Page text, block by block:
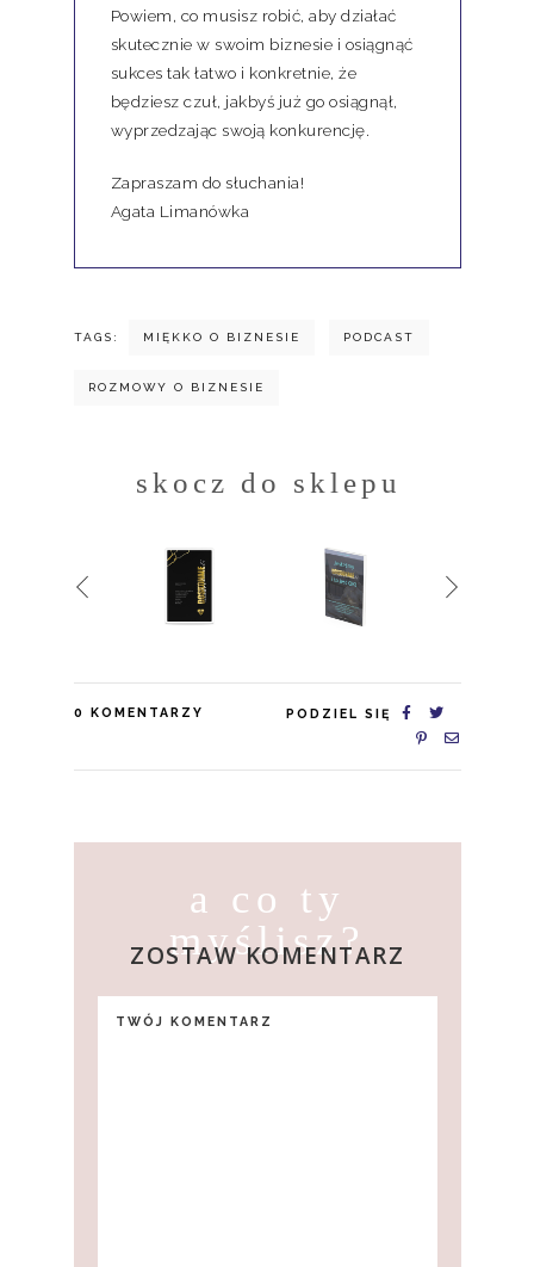
Powiem, co musisz robić, aby działać
skutecznie w swoim biznesie i osiągnąć
sukces tak łatwo i konkretnie, że
będziesz czuł, jakbyś już go osiągnął,
wyprzedzając swoją konkurencję.
Zapraszam do słuchania!
Agata Limanówka
TAGS: MIĘKKO O BIZNESIE PODCAST
ROZMOWY O BIZNESIE
skocz do sklepu
0 KOMENTARZY PODZIEL SIĘ
a co ty
myślisz?
ZOSTAW KOMENTARZ